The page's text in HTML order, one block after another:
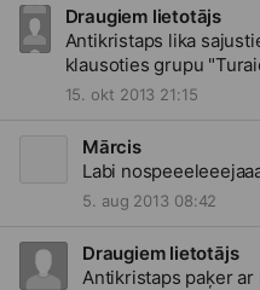
Draugiem lietotājs
Antikristaps lika
klausoties grupu
15. okt 2013 21:15
Mārcis
Labi
5. aug 2013 08:42
Draugiem lietotājs
Antikristaps paķer ar